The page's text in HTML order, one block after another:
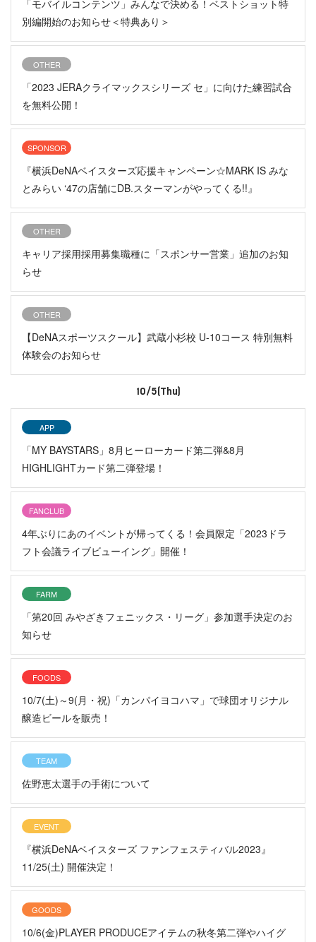
「モバイルコンテンツ」みんなで決める！ベストショット特
別編開始のお知らせ＜特典あり＞
OTHER
「2023 JERAクライマックスシリーズ セ」に向けた練習試合
を無料公開！
SPONSOR
『横浜DeNAベイスターズ応援キャンペーン☆MARK IS みな
とみらい ‘47の店舗にDB.スターマンがやってくる!!』
OTHER
キャリア採用採用募集職種に「スポンサー営業」追加のお知
らせ
OTHER
【DeNAスポーツスクール】武蔵小杉校 U-10コース 特別無料
体験会のお知らせ
10/5(Thu)
APP
「MY BAYSTARS」8月ヒーローカード第二弾&8月
HIGHLIGHTカード第二弾登場！
FANCLUB
4年ぶりにあのイベントが帰ってくる！会員限定「2023ドラ
フト会議ライブビューイング」開催！
FARM
「第20回 みやざきフェニックス・リーグ」参加選手決定のお
知らせ
FOODS
10/7(土)～9(月・祝)「カンパイヨコハマ」で球団オリジナル
醸造ビールを販売！
TEAM
佐野恵太選手の手術について
EVENT
『横浜DeNAベイスターズ ファンフェスティバル2023』
11/25(土) 開催決定！
GOODS
10/6(金)PLAYER PRODUCEアイテムの秋冬第二弾やハイグ